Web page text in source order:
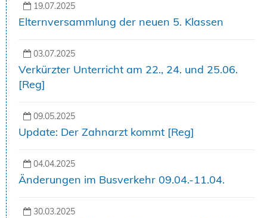
19.07.2025
Elternversammlung der neuen 5. Klassen
03.07.2025
Verkürzter Unterricht am 22., 24. und 25.06.
[Reg]
09.05.2025
Update: Der Zahnarzt kommt [Reg]
04.04.2025
Änderungen im Busverkehr 09.04.-11.04.
30.03.2025